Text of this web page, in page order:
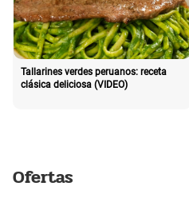
Tallarines verdes peruanos: receta
clásica deliciosa (VIDEO)
Ofertas